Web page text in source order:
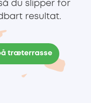
du slipper for
resultat.
træterrasse